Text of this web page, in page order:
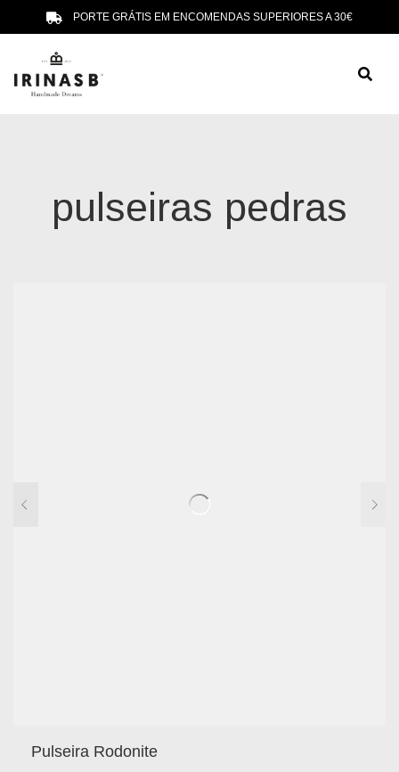
PORTE GRÁTIS EM ENCOMENDAS SUPERIORES A 30€
pulseiras pedras
Pulseira Rodonite